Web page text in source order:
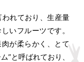
れており、生産量
いフルーツです。
が柔らかく、とて
”と呼ばれており、